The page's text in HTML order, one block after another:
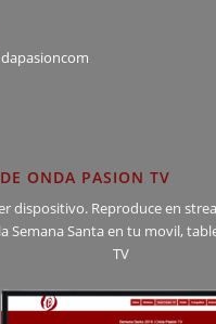
ONDA PASION TV
dispositivo. Reproduce en
Semana Santa en tu movil,
TV